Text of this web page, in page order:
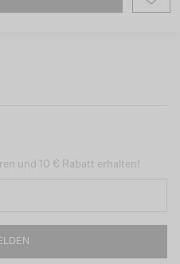
und 10 € Rabatt erhalten!